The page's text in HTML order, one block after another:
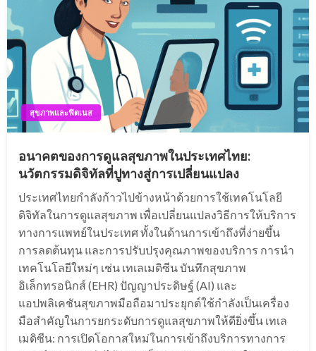
สุขภาพและฟิตเนส
อนาคตของการดูแลสุขภาพในประเทศไทย:
นวัตกรรมดิจิทัลที่ปูทางสู่การเปลี่ยนแปลง
ประเทศไทยกำลังก้าวไปข้างหน้าด้วยการใช้เทคโนโลยี
ดิจิทัลในการดูแลสุขภาพ เพื่อเปลี่ยนแปลงวิธีการให้บริการ
ทางการแพทย์ในประเทศ ทั้งในด้านการเข้าถึงที่ง่ายขึ้น
การลดต้นทุน และการปรับปรุงคุณภาพของบริการ การนำ
เทคโนโลยีใหม่ๆ เช่น เทเลเมดิซีน บันทึกสุขภาพ
อิเล็กทรอนิกส์ (EHR) ปัญญาประดิษฐ์ (AI) และ
แอปพลิเคชันสุขภาพมือถือมาประยุกต์ใช้กำลังเป็นเครื่อง
มือสำคัญในการยกระดับการดูแลสุขภาพให้ดียิ่งขึ้น เทเล
เมดิซีน: การเปิดโอกาสใหม่ในการเข้าถึงบริการทางการ